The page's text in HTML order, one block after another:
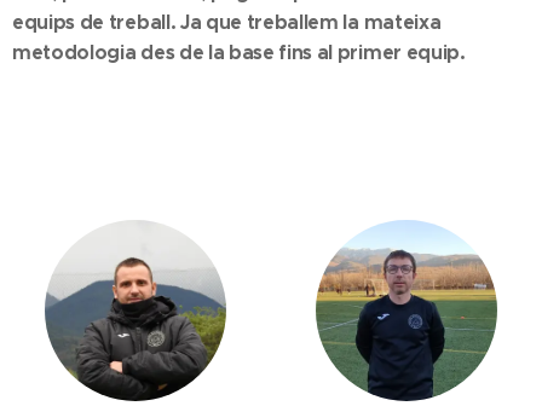
equips de treball. Ja que treballem la mateixa
metodologia des de la base fins al primer equip.